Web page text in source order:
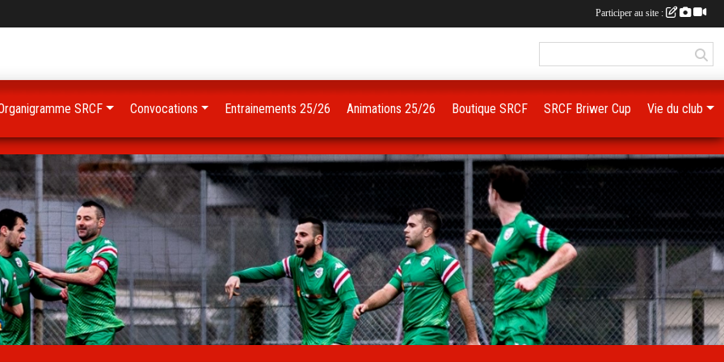
SRCF Convocations Entrainements 25/26 Animations 25/26 Boutique SRCF SRCF Briwer Cup Vie du club
Participer au site :